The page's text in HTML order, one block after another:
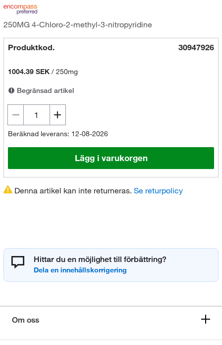
250MG 4-Chloro-2-methyl-3-nitropyridine
Produktkod. 30947926
1004.39 SEK/ 250mg
Begränsad artikel
Beräknad leverans: 12-08-2026
Lägg i varukorgen
Denna artikel kan inte returneras. Se returpolicy
Hittar du en möjlighet till förbättring?
Om oss